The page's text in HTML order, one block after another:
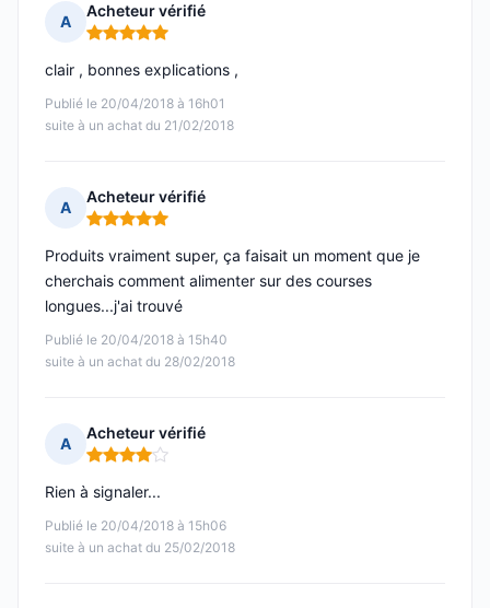
A
Acheteur vérifié
Note : 5 sur 5
Publié le 20/04/2018 à 16h01
suite à un achat du 21/02/2018
clair , bonnes explications ,
A
Acheteur vérifié
Note : 5 sur 5
Publié le 20/04/2018 à 15h40
suite à un achat du 28/02/2018
Produits vraiment super, ça faisait un moment que je
cherchais comment alimenter sur des courses
longues...j'ai trouvé
A
Acheteur vérifié
Note : 4 sur 5
Publié le 20/04/2018 à 15h06
suite à un achat du 25/02/2018
Rien à signaler...